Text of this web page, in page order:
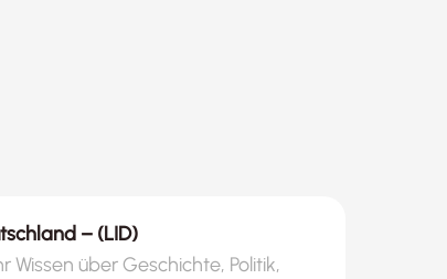
– (LID)
Wissen über Geschichte, Politik,